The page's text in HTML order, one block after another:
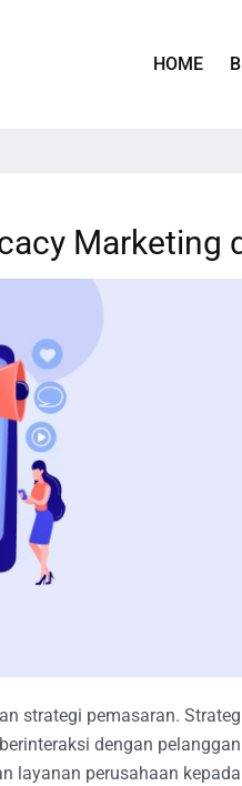
HOME
Marketing
strategi pemasaran.
dengan
layanan perusahaan